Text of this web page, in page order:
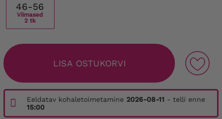
46-56
Viimased
2 tk
LISA OSTUKORVI
Eeldatav kohaletoimetamine 2026-08-11 - telli enne
15:00